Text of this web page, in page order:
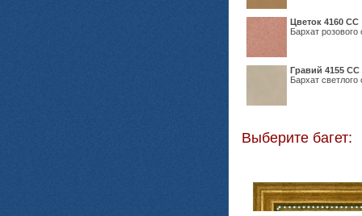
Цветок 4160 СС
Бархат розового
Гравий 4155 СС
Бархат светлого
Выберите багет: